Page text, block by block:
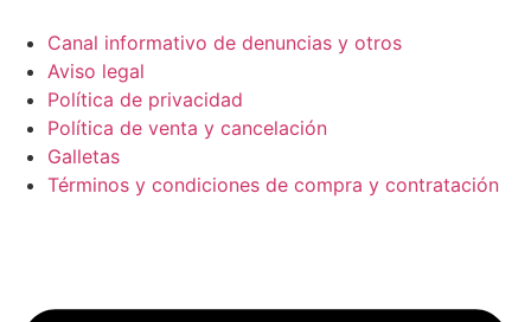
Canal informativo de denuncias y otros
Aviso legal
Política de privacidad
Política de venta y cancelación
Galletas
Términos y condiciones de compra y contratación